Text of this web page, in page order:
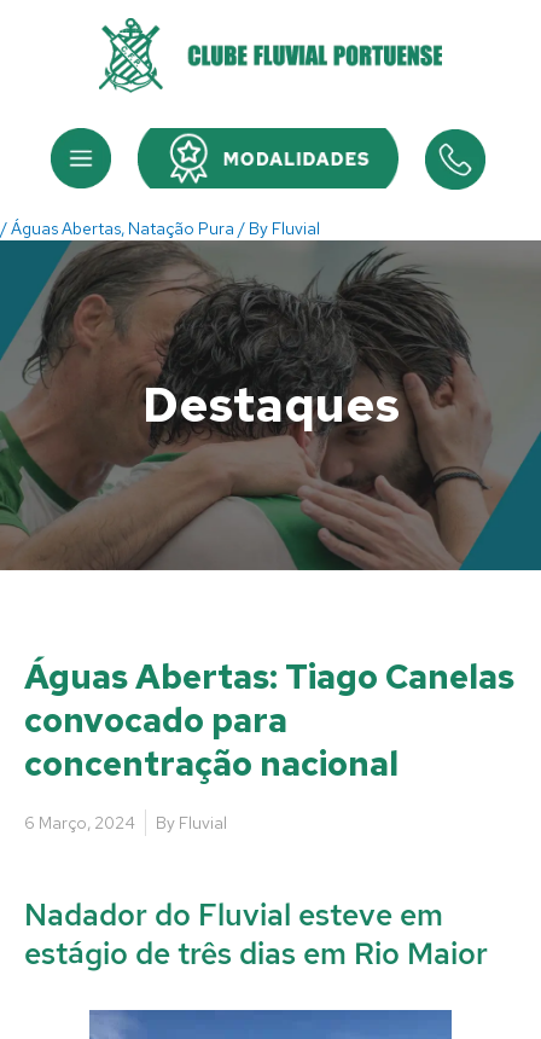
Menu Menu
/Águas Abertas, Natação Pura / By Fluvial
Destaques
Águas Abertas: Tiago Canelas
convocado para
concentração nacional
6 Março, 2024 By Fluvial
Nadador do Fluvial esteve em
estágio de três dias em Rio Maior